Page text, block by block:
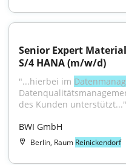
Senior Expert Material
S/4 HANA (m/w/d)
"...hierbei im
des Kunden unterstützt..."
BWI GmbH
Berlin, Raum Reinickendorf